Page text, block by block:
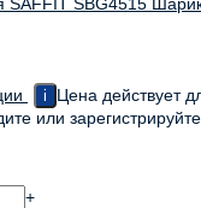
SAFFIT SBG4515
i
Цена действует
или
+